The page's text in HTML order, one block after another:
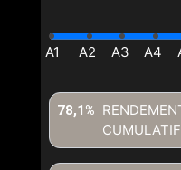
CUMULATIF
78,1%